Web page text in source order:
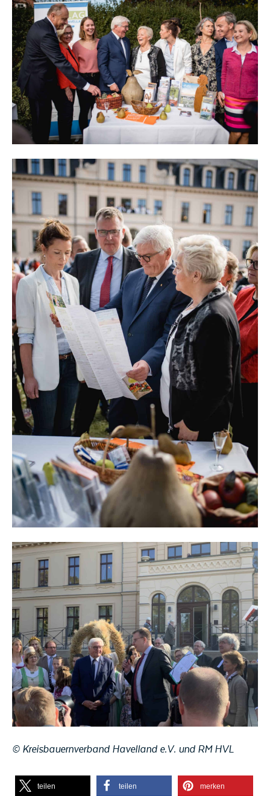
© Kreisbauernverband Havelland e.V. und RM HVL
teilen teilen merken